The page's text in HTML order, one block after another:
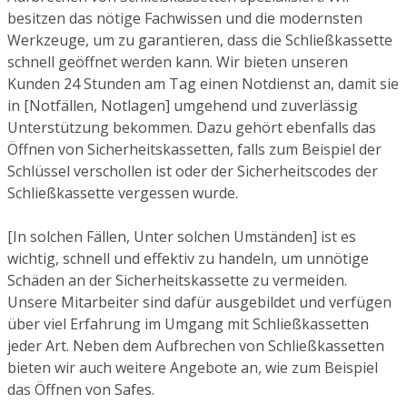
besitzen das nötige Fachwissen und die modernsten
Werkzeuge, um zu garantieren, dass die Schließkassette
schnell geöffnet werden kann. Wir bieten unseren
Kunden 24 Stunden am Tag einen Notdienst an, damit sie
in [Notfällen, Notlagen] umgehend und zuverlässig
Unterstützung bekommen. Dazu gehört ebenfalls das
Öffnen von Sicherheitskassetten, falls zum Beispiel der
Schlüssel verschollen ist oder der Sicherheitscodes der
Schließkassette vergessen wurde.
[In solchen Fällen, Unter solchen Umständen] ist es
wichtig, schnell und effektiv zu handeln, um unnötige
Schäden an der Sicherheitskassette zu vermeiden.
Unsere Mitarbeiter sind dafür ausgebildet und verfügen
über viel Erfahrung im Umgang mit Schließkassetten
jeder Art. Neben dem Aufbrechen von Schließkassetten
bieten wir auch weitere Angebote an, wie zum Beispiel
das Öffnen von Safes.